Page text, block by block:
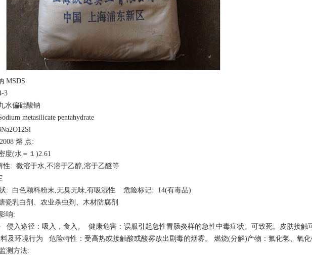
MSDS
3
水偏硅酸钠
metasilicate pentahydrate
熔 点:
度(水＝１)2.61
性: 微溶于水,不溶于乙醇,溶于乙醚等
: 白色颗料粉末,无臭无味,有吸湿性 危险标记: 14(有毒品)
瓷乳白剂、农业杀虫剂、木材防腐剂
响:
侵入途径：吸入，食入。 健康危害：误服引起急性胃肠炎样的急性中毒症状。可致死。皮肤接触
及环境行为 危险特性：受高热或接触酸或酸雾放出剧毒的烟雾。 燃烧(分解)产物：氟化氢、氧化
监测方法: